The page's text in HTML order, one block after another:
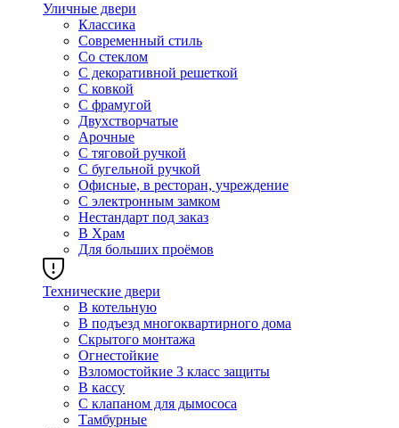
Уличные двери
Классика
Современный стиль
Со стеклом
С декоративной решеткой
С ковкой
С фрамугой
Двухстворчатые
Арочные
С тяговой ручкой
С бугельной ручкой
Офисные, в ресторан, учреждение
С электронным замком
Нестандарт под заказ
В Храм
Для больших проёмов
Технические двери
В котельную
В подъезд многоквартирного дома
Скрытого монтажа
Огнестойкие
Взломостойкие 3 класс защиты
В кассу
С клапаном для дымососа
Тамбурные